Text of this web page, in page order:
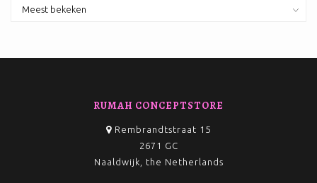
RUMAH CONCEPTSTORE
Rembrandtstraat 15
2671 GC
Naaldwijk, the Netherlands